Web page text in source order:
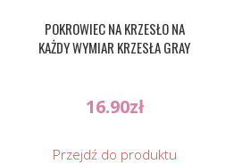
POKROWIEC NA KRZESŁO NA
KAŻDY WYMIAR KRZESŁA GRAY
16.90zł
Przejdź do produktu